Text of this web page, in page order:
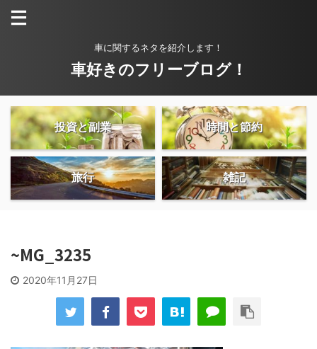
車に関するネタを紹介します！
車好きのフリーブログ！
投資と副業 時間と節約
旅行 雑記
~MG_3235
2020年11月27日